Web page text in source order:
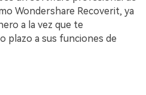
Wondershare Recoverit, ya
a la vez que te
plazo a sus funciones de